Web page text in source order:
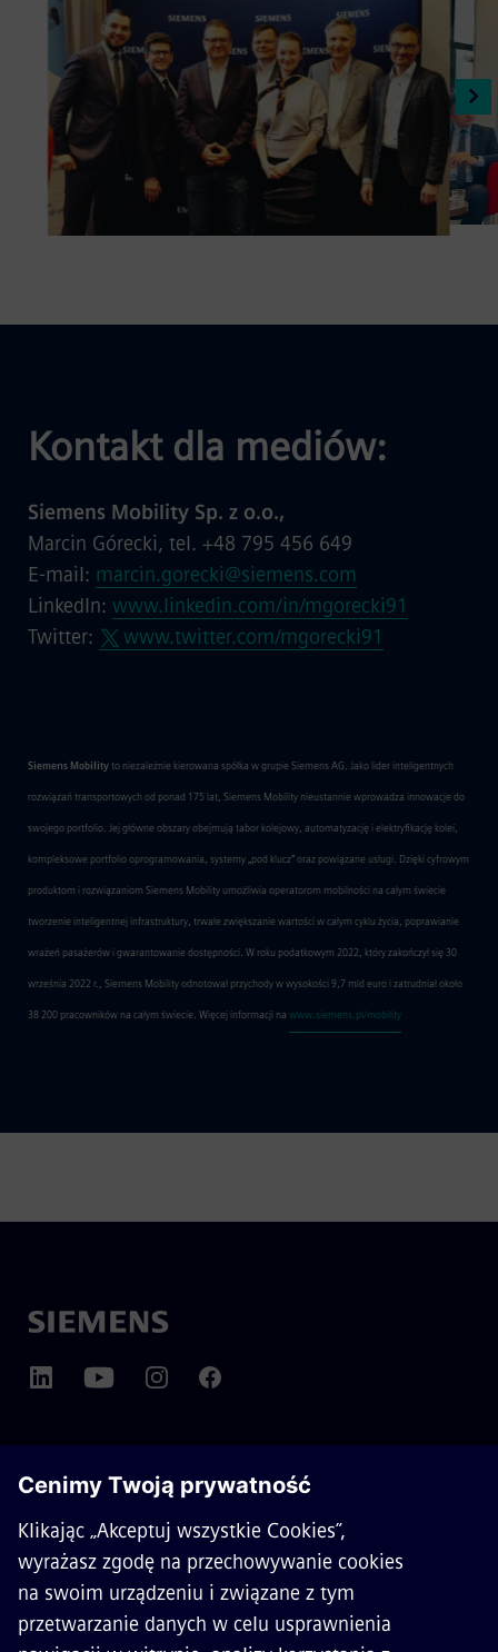
Kontakt dla mediów:
Siemens Mobility Sp. z o.o.,
Marcin Górecki, tel. +48 795 456 649
E-mail: marcin.gorecki@siemens.com
LinkedIn: www.linkedin.com/in/mgorecki91
Twitter:
www.twitter.com/mgorecki91
Siemens Mobilityto niezależnie kierowana spółka w grupie Siemens AG. Jako lider inteligentnych
rozwiązań transportowych od ponad 175 lat, Siemens Mobility nieustannie wprowadza innowacje do
swojego portfolio. Jej główne obszary obejmują tabor kolejowy, automatyzację i elektryfikację kolei,
kompleksowe portfolio oprogramowania, systemy „pod klucz” oraz powiązane usługi. Dzięki cyfrowym
produktom i rozwiązaniom Siemens Mobility umożliwia operatorom mobilności na całym świecie
tworzenie inteligentnej infrastruktury, trwałe zwiększanie wartości w całym cyklu życia, poprawianie
wrażeń pasażerów i gwarantowanie dostępności. W roku podatkowym 2022, który zakończył się 30
września 2022 r., Siemens Mobility odnotował przychody w wysokości 9,7 mld euro i zatrudniał około
38 200 pracowników na całym świecie. Więcej informacji na www.siemens.pl/mobility
O SIEMENS MOBILITY
KONTAKT
KARIERA